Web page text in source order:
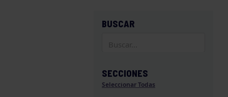
BUSCAR
SECCIONES
Seleccionar Todas